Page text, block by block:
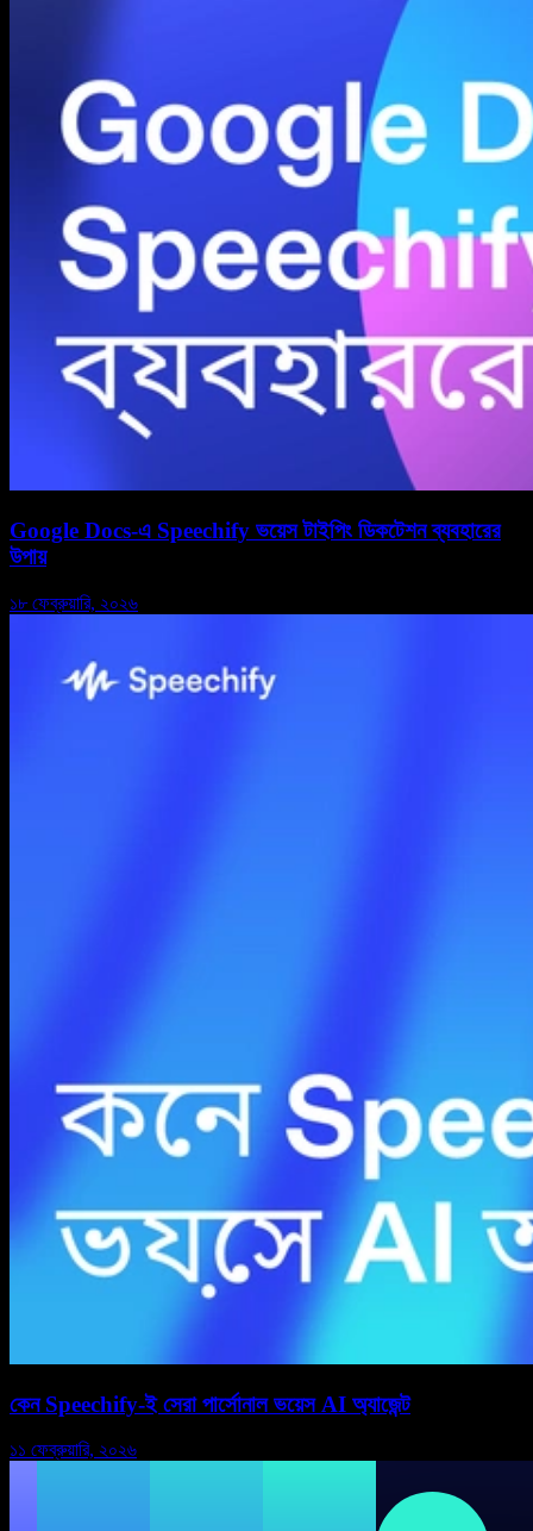
Google Docs-এ Speechify ভয়েস টাইপিং ডিকটেশন ব্যবহারের
উপায়
১৮ ফেব্রুয়ারি, ২০২৬
কেন Speechify-ই সেরা পার্সোনাল ভয়েস AI অ্যাজেন্ট
১১ ফেব্রুয়ারি, ২০২৬